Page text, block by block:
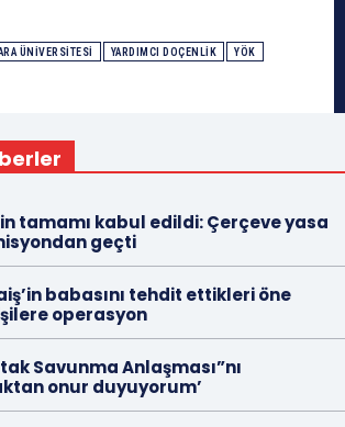
ÜNIVERSITESI YARDIMCI DOÇENLIK YÖK
tamamı kabul edildi: Çerçeve yasa
geçti
babasını tehdit ettikleri öne
operasyon
Savunma Anlaşması”nı
onur duyuyorum’